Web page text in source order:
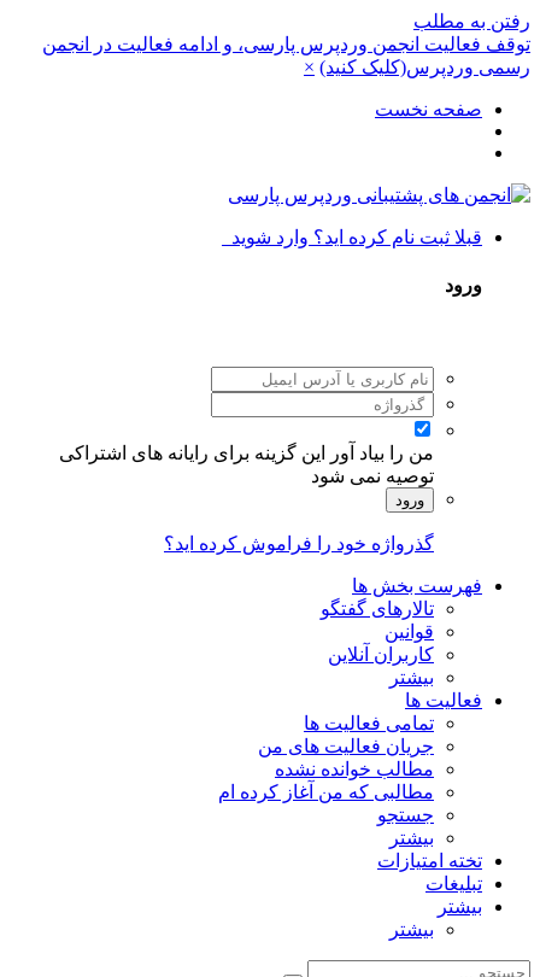
رفتن به مطلب
توقف فعالیت انجمن وردپرس پارسی، و ادامه فعالیت در انجمن
رسمی وردپرس(کلیک کنید) ×
صفحه نخست
قبلا ثبت نام کرده اید؟ وارد شوید
ورود
من را بیاد آور
این گزینه برای رایانه های اشتراکی
توصیه نمی شود
ورود
گذرواژه خود را فراموش کرده اید؟
فهرست بخش ها
تالارهای گفتگو
قوانین
کاربران آنلاین
بیشتر
فعالیت ها
تمامی فعالیت ها
جریان فعالیت های من
مطالب خوانده نشده
مطالبی که من آغاز کرده ام
جستجو
بیشتر
تخته امتیازات
تبلیغات
بیشتر
بیشتر